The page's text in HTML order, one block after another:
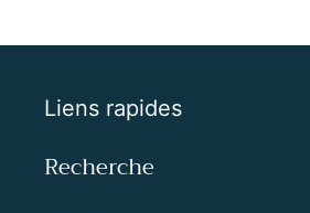
Liens rapides
Recherche